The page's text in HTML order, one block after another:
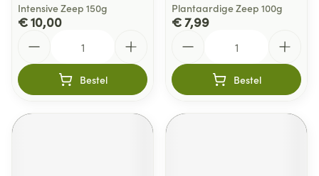
Intensive Zeep 150g
€ 10,00
Bestel
Plantaardige Zeep 100g
€ 7,99
Bestel